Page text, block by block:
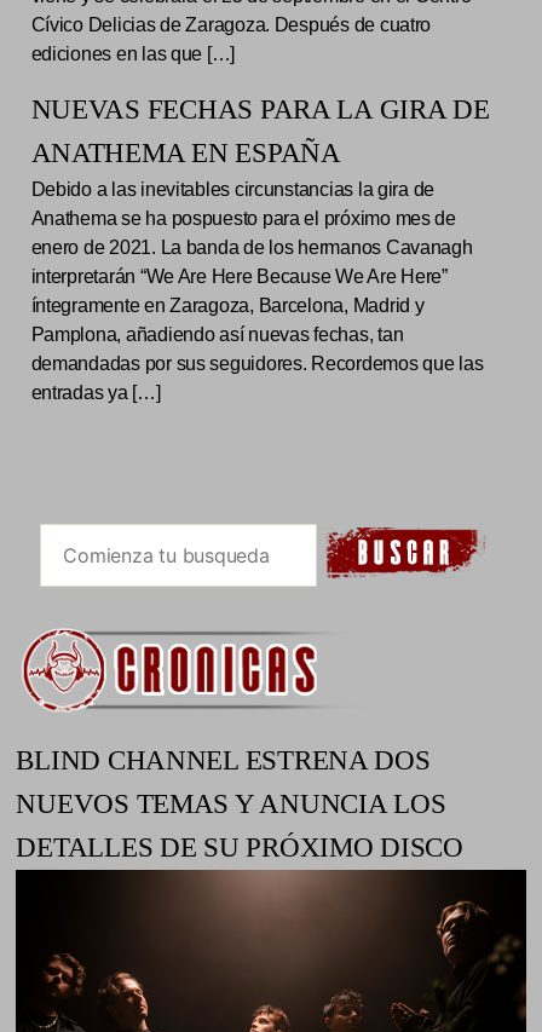
Cívico Delicias de Zaragoza. Después de cuatro
ediciones en las que […]
NUEVAS FECHAS PARA LA GIRA DE
ANATHEMA EN ESPAÑA
Debido a las inevitables circunstancias la gira de
Anathema se ha pospuesto para el próximo mes de
enero de 2021. La banda de los hermanos Cavanagh
interpretarán “We Are Here Because We Are Here”
íntegramente en Zaragoza, Barcelona, Madrid y
Pamplona, añadiendo así nuevas fechas, tan
demandadas por sus seguidores. Recordemos que las
entradas ya […]
BLIND CHANNEL ESTRENA DOS
NUEVOS TEMAS Y ANUNCIA LOS
DETALLES DE SU PRÓXIMO DISCO